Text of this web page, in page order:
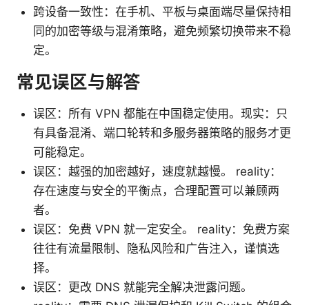
跨设备一致性：在手机、平板与桌面端尽量保持相
同的加密等级与混淆策略，避免频繁切换带来不稳
定。
常见误区与解答
误区：所有 VPN 都能在中国稳定使用。现实：只
有具备混淆、端口轮转和多服务器策略的服务才更
可能稳定。
误区：越强的加密越好，速度就越慢。 reality：
存在速度与安全的平衡点，合理配置可以兼顾两
者。
误区：免费 VPN 就一定安全。 reality：免费方案
往往有流量限制、隐私风险和广告注入，谨慎选
择。
误区：更改 DNS 就能完全解决泄露问题。